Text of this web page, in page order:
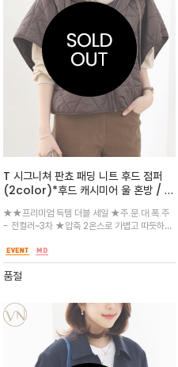
T 시그니쳐 판쵸 패딩 니트 후드 점퍼
(2color)*후드 캐시미어 울 혼방 / 압
축 2온스 패딩 / 세련된 꾸안꾸의 정석
카멜골드/ 카키쇼콜라 두컬러 모두 실물
컬러가 다운되어 세련/ 원피스나 기존의
의상들과 편안하게 간편하게 원단 자체
에 은은한 광택으로 고급스러움
★★프리미엄 득템 더블 세일 ★주.문.대.폭.주
- 전컬러~3차 ★압축 2온스로 가볍고 따듯하게
용한 아이템/지퍼부분과 마감재 모두 골드톤으
로 더욱 멋스럽게 실물과 컨디션 믿고 입으세요
^^
품절